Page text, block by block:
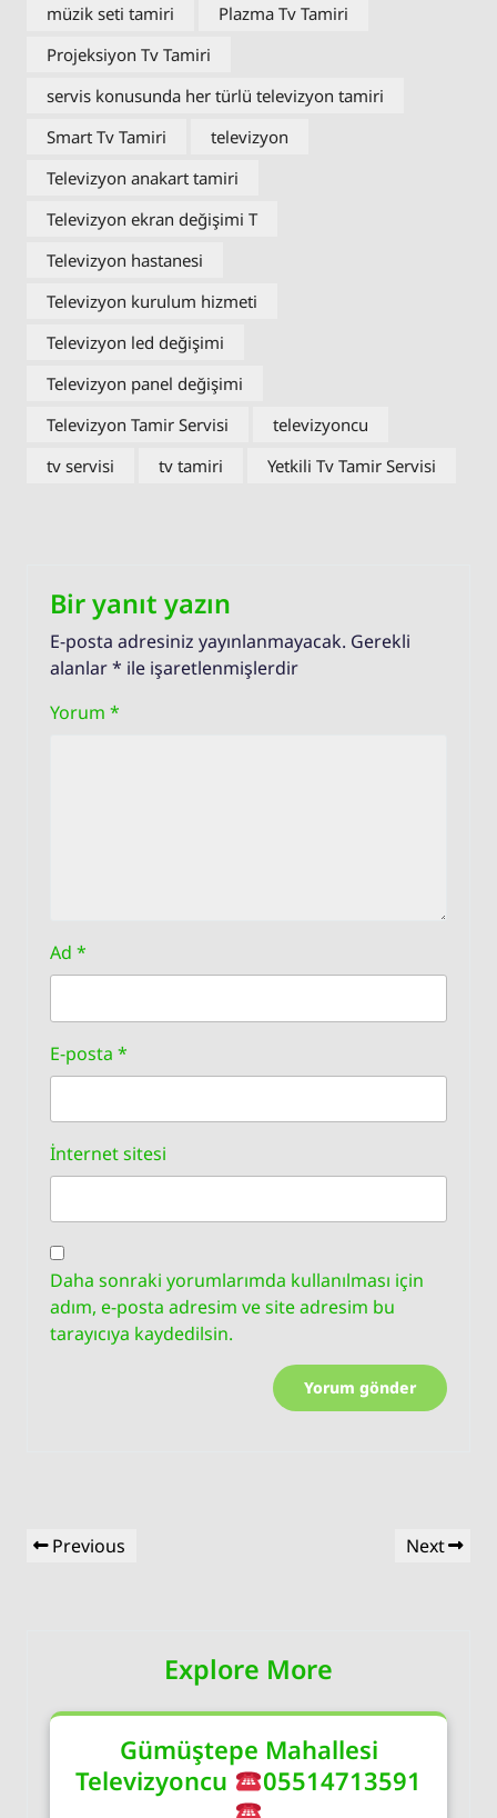
müzik seti tamiri
Plazma Tv Tamiri
Projeksiyon Tv Tamiri
servis konusunda her türlü televizyon tamiri
Smart Tv Tamiri
televizyon
Televizyon anakart tamiri
Televizyon ekran değişimi T
Televizyon hastanesi
Televizyon kurulum hizmeti
Televizyon led değişimi
Televizyon panel değişimi
Televizyon Tamir Servisi
televizyoncu
tv servisi
tv tamiri Yetkili Tv Tamir Servisi
Bir yanıt yazın
E-posta adresiniz yayınlanmayacak. Gerekli
alanlar* ile işaretlenmişlerdir
Yorum *
Ad *
E-posta *
İnternet sitesi
Daha sonraki yorumlarımda kullanılması için
adım, e-posta adresim ve site adresim bu
tarayıcıya kaydedilsin.
Yazı
gezinmesi
Previous
Previous
Next
Next
Explore More
Gümüştepe Mahallesi
Televizyoncu
05514713591